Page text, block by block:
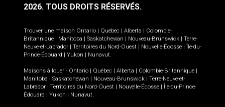
2026. TOUS DROITS RÉSERVÉS.
Trouver une maison Ontario Québec Alberta
Colombie-
Britannique
Manitoba Saskatchewan Nouveau-Brunswick
Terre-
Neuve-et-Labrador
Territoires du Nord-Ouest Nouvelle-Écosse
Île-du-
Prince-Édouard
Yukon Nunavut.
Maisons à louer - Ontario Québec Alberta Colombie-Britannique
Manitoba
Saskatchewan Nouveau-Brunswick
Terre-Neuve-et-
Labrador
Territoires du Nord-Ouest Nouvelle-Écosse
Île-du-Prince-
Édouard
Yukon Nunavut.